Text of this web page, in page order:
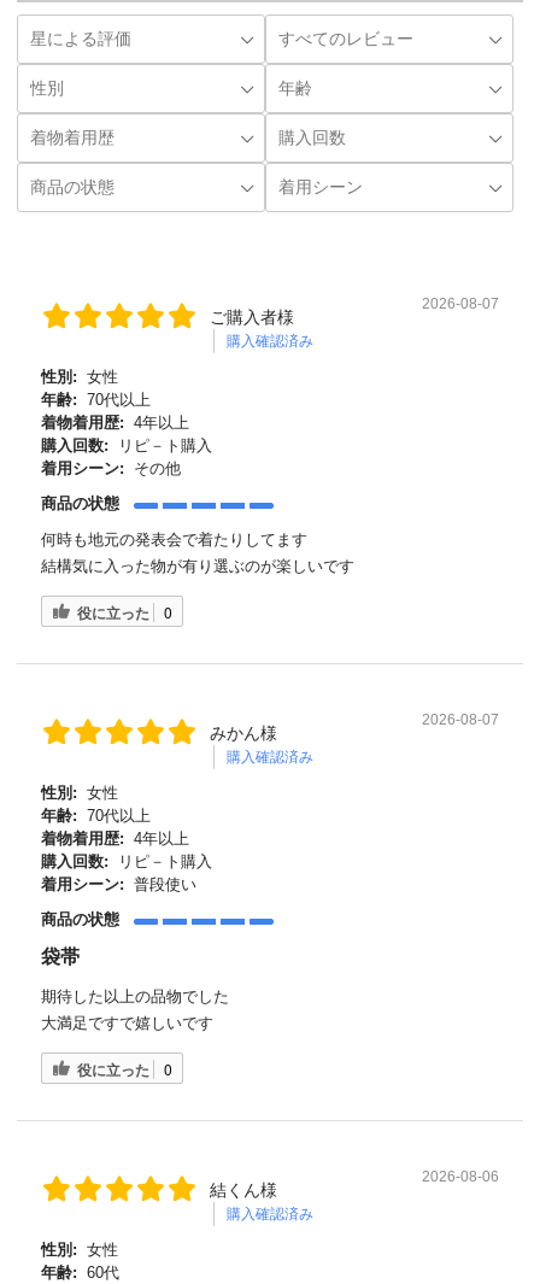
ご購入者様
購入確認済み
2026-08-07
性別: 女性
年齢: 70代以上
着物着用歴: 4年以上
購入回数:
リピ－ト購入
着用シーン:
その他
商品の状態
何時も地元の発表会で着たりしてます
結構気に入った物が有り選ぶのが楽しいです
役に立った 0
みかん様
購入確認済み
2026-08-07
性別: 女性
年齢: 70代以上
着物着用歴: 4年以上
購入回数:
リピ－ト購入
着用シーン: 普段使い
商品の状態
袋帯
期待した以上の品物でした
大満足ですで嬉しいです
役に立った 0
結くん様
購入確認済み
2026-08-06
性別: 女性
年齢: 60代